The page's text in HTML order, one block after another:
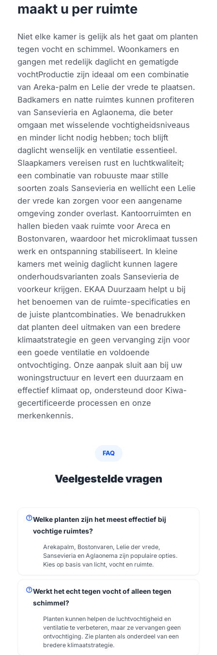
maakt u per ruimte
Niet elke kamer is gelijk als het gaat om planten
tegen vocht en schimmel. Woonkamers en
gangen met redelijk daglicht en gematigde
vochtProductie zijn ideaal om een combinatie
van Areka-palm en Lelie der vrede te plaatsen.
Badkamers en natte ruimtes kunnen profiteren
van Sansevieria en Aglaonema, die beter
omgaan met wisselende vochtigheidsniveaus
en minder licht nodig hebben; toch blijft
daglicht wenselijk en ventilatie essentieel.
Slaapkamers vereisen rust en luchtkwaliteit;
een combinatie van robuuste maar stille
soorten zoals Sansevieria en wellicht een Lelie
der vrede kan zorgen voor een aangename
omgeving zonder overlast. Kantoorruimten en
hallen bieden vaak ruimte voor Areca en
Bostonvaren, waardoor het microklimaat tussen
werk en ontspanning stabiliseert. In kleine
kamers met weinig daglicht kunnen lagere
onderhoudsvarianten zoals Sansevieria de
voorkeur krijgen. EKAA Duurzaam helpt u bij
het benoemen van de ruimte-specificaties en
de juiste plantcombinaties. We benadrukken
dat planten deel uitmaken van een bredere
klimaatstrategie en geen vervanging zijn voor
een goede ventilatie en voldoende
ontvochtiging. Onze aanpak sluit aan bij uw
woningstructuur en levert een duurzaam en
effectief klimaat op, ondersteund door Kiwa-
gecertificeerde processen en onze
merkenkennis.
FAQ
Veelgestelde vragen
helpWelke planten zijn het meest effectief bij
vochtige ruimtes?
Arekapalm, Bostonvaren, Lelie der vrede,
Sansevieria en Aglaonema zijn populaire opties.
Kies op basis van licht, vocht en ruimte.
helpWerkt het echt tegen vocht of alleen tegen
schimmel?
Planten kunnen helpen de luchtvochtigheid en
ventilatie te verbeteren, maar ze vervangen geen
ontvochtiging. Zie planten als onderdeel van een
bredere klimaatstrategie.